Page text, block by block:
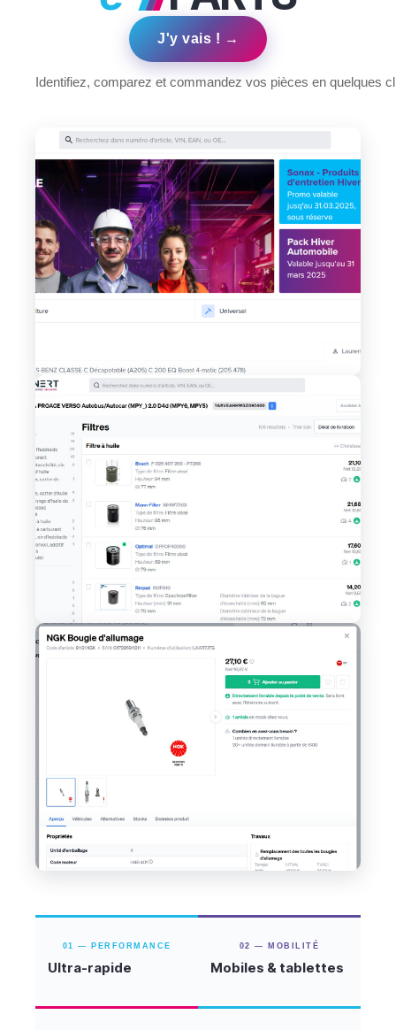
J'y vais ! →
Identifiez, comparez et commandez vos pièces en quelques
01 — PERFORMANCE
Ultra-rapide
02 — MOBILITÉ
Mobiles & tablettes